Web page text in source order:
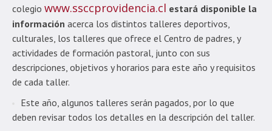
colegio www.ssccprovidencia.cl estará disponible la
información acerca los distintos talleres deportivos,
culturales, los talleres que ofrece el Centro de padres, y
actividades de formación pastoral, junto con sus
descripciones, objetivos y horarios para este año y requisitos
de cada taller.
Este año, algunos talleres serán pagados, por lo que
deben revisar todos los detalles en la descripción del taller.